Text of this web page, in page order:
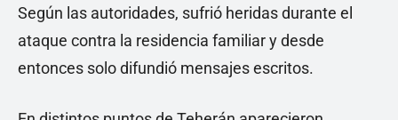
Según las autoridades, sufrió heridas durante el
ataque contra la residencia familiar y desde
entonces solo difundió mensajes escritos.